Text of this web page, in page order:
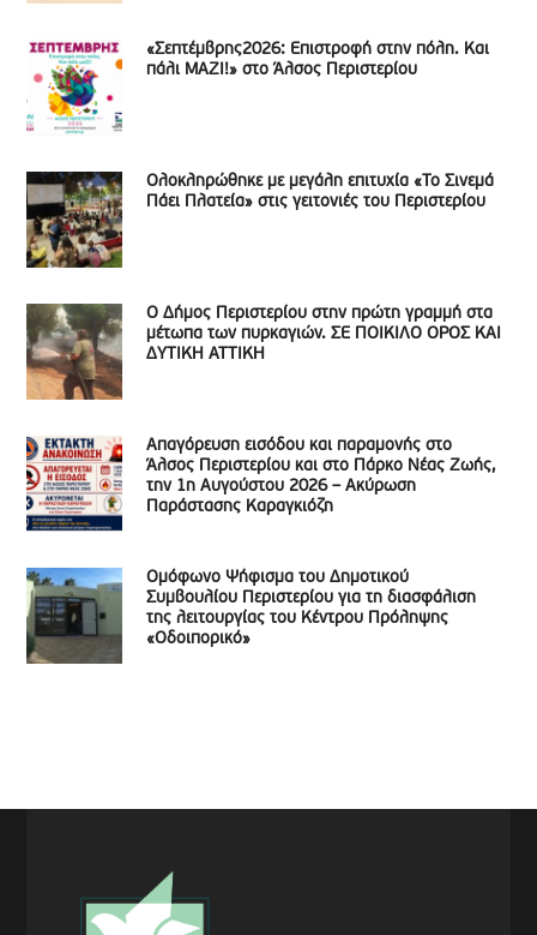
«Σεπτέμβρης2026: Επιστροφή στην πόλη. Και
πάλι ΜΑΖΙ!» στο Άλσος Περιστερίου
Ολοκληρώθηκε με μεγάλη επιτυχία «Το Σινεμά
Πάει Πλατεία» στις γειτονιές του Περιστερίου
Ο Δήμος Περιστερίου στην πρώτη γραμμή στα
μέτωπα των πυρκαγιών. ΣΕ ΠΟΙΚΙΛΟ ΟΡΟΣ ΚΑΙ
ΔΥΤΙΚΗ ΑΤΤΙΚΗ
Απαγόρευση εισόδου και παραμονής στο
Άλσος Περιστερίου και στο Πάρκο Νέας Ζωής,
την 1η Αυγούστου 2026 – Ακύρωση
Παράστασης Καραγκιόζη
Ομόφωνο Ψήφισμα του Δημοτικού
Συμβουλίου Περιστερίου για τη διασφάλιση
της λειτουργίας του Κέντρου Πρόληψης
«Οδοιπορικό»